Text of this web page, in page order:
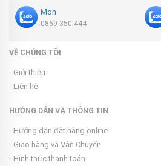
Mon
0869 350 444
VỀ CHÚNG TÔI
- Giới thiệu
- Liên hệ
HƯỚNG DẪN VÀ THÔNG TIN
- Hướng dẫn đặt hàng online
- Giao hàng và Vận Chuyển
- Hình thức thanh toán